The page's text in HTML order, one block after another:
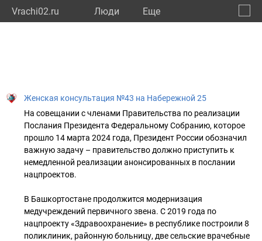
Vrachi02.ru Люди Eще
Женская консультация №43 на Набережной 25
На совещании с членами Правительства по реализации
Послания Президента Федеральному Собранию, которое
прошло 14 марта 2024 года, Президент России обозначил
важную задачу – правительство должно приступить к
немедленной реализации анонсированных в послании
нацпроектов.
В Башкортостане продолжится модернизация
медучреждений первичного звена. С 2019 года по
нацпроекту «Здравоохранение» в республике построили 8
поликлиник, районную больницу, две сельские врачебные